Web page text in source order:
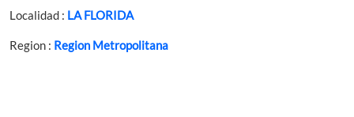
Localidad : LA FLORIDA
Region : Region Metropolitana